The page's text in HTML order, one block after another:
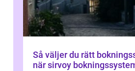
Så väljer du rätt
när sirvoy